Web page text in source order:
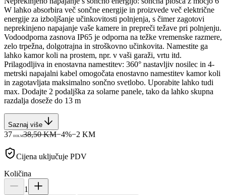
W lahko absorbira več sončne energije in proizvede več električne
energije za izboljšanje učinkovitosti polnjenja, s čimer zagotovi
neprekinjeno napajanje vaše kamere in prepreči težave pri polnjenju.
Vodoodporna zasnova IP65 je odporna na težke vremenske razmere,
zelo trpežna, dolgotrajna in stroškovno učinkovita. Namestite ga
lahko kamor koli na prostem, npr. v vaši garaži, vrtu itd.
Prilagodljiva in enostavna namestitev: 360° nastavljiv nosilec in 4-
metrski napajalni kabel omogočata enostavno namestitev kamor koli
in zagotavljata maksimalno sončno svetlobo. Uporabite lahko tudi
max. Dodajte 2 podaljška za solarne panele, tako da lahko skupna
razdalja doseže do 13 m
Saznaj više
37 00KM38,50 KM−4%−2 KM
Cijena uključuje PDV
Količina
1